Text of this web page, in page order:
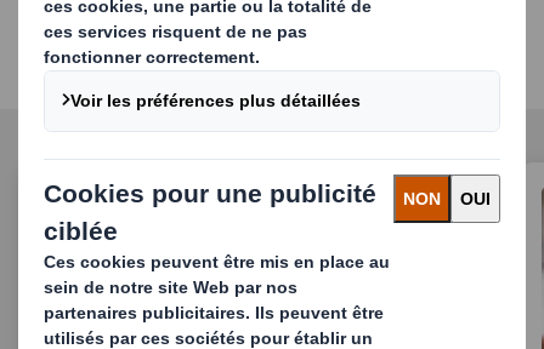
Assurez-vous que vos produits répondent
aux besoins de vos clients